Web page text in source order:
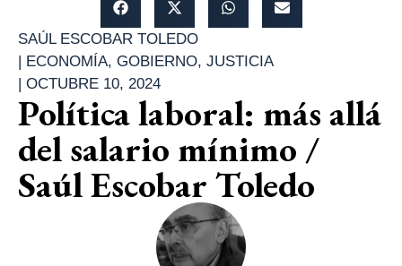
SAÚL ESCOBAR TOLEDO
| ECONOMÍA, GOBIERNO, JUSTICIA
| OCTUBRE 10, 2024
Política laboral: más allá
del salario mínimo /
Saúl Escobar Toledo